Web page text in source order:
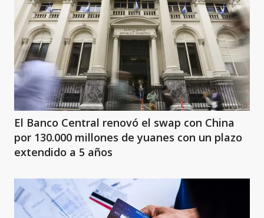
El Banco Central renovó el swap con China
por 130.000 millones de yuanes con un plazo
extendido a 5 años